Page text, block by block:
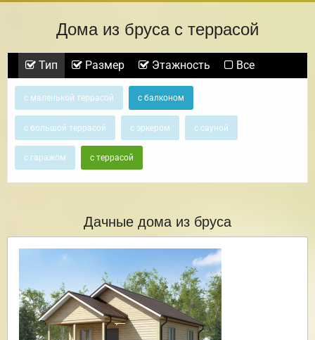
Дома из бруса с террасой
Тип Размер Этажность Все
с маленькой террасой с балконом
с большой террасой с эркером с сауной
с гаражом с террасой
Дачные дома из бруса